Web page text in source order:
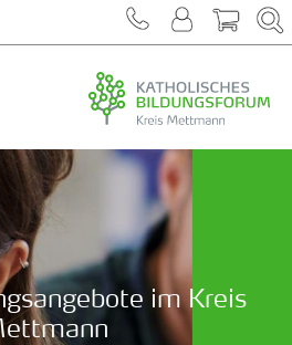
im Kreis